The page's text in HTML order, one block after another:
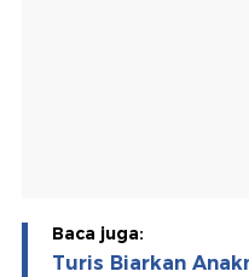
Baca juga:
Turis Biarkan